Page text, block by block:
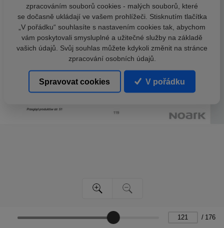
/ 176
zpracováním souborů cookies - malých souborů, které
se dočasně ukládají ve vašem prohlížeči. Stisknutím tlačítka
„V pořádku“ souhlasíte s nastavením cookies tak, abychom
vám poskytovali smysluplné a užitečné služby na základě
vašich údajů. Svůj souhlas můžete kdykoli změnit na stránce
zpracování osobních údajů.
Spravovat cookies V pořádku